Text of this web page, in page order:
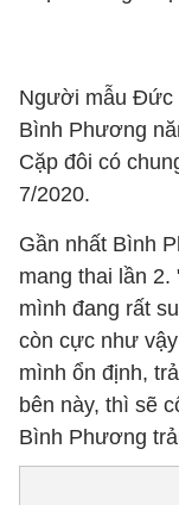
Người mẫu Đức
Bình Phương
Cặp đôi có
7/2020.
Gần nhất Bình
mang thai lần
mình đang rất
còn cực như
mình ổn định,
bên này, thì sẽ
Bình Phương